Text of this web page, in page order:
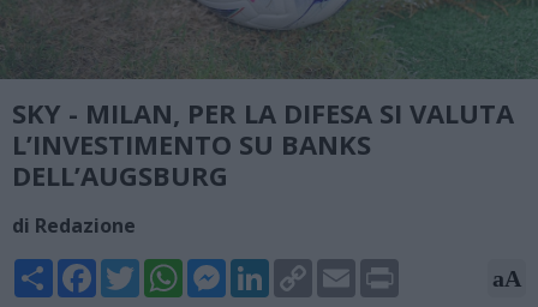
SKY - MILAN, PER LA DIFESA SI VALUTA
L’INVESTIMENTO SU BANKS
DELL’AUGSBURG
di Redazione
Share FacebookTwitterWhatsAppMessengerLinkedInCopy
Link
Email aA